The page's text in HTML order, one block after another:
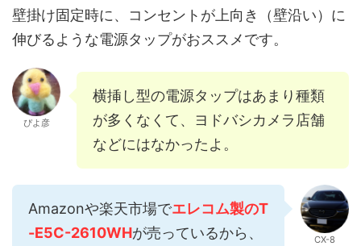
壁掛け固定時に、コンセントが上向き（壁沿い）に
伸びるような電源タップがおススメです。
ぴよ彦
横挿し型の電源タップはあまり種類
が多くなくて、ヨドバシカメラ店舗
などにはなかったよ。
Amazonや楽天市場でエレコム製のT
-E5C-2610WHが売っているから、
CX-8